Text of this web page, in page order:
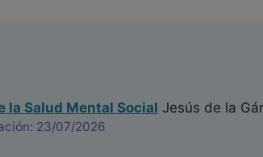
la Salud Mental Social Jesús de la
23/07/2026